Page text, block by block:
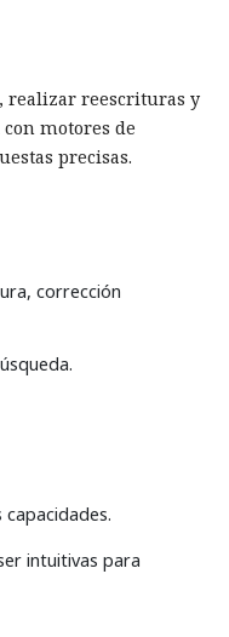
realizar reescrituras y
motores de
precisas.
corrección
intuitivas para